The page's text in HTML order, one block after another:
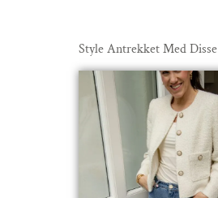
Style Antrekket Med Disse